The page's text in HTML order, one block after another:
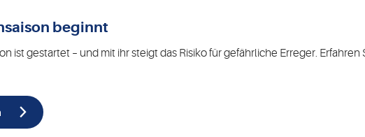
beginnt
ist gestartet – und mit ihr steigt das Risiko für gefährliche Erreger.